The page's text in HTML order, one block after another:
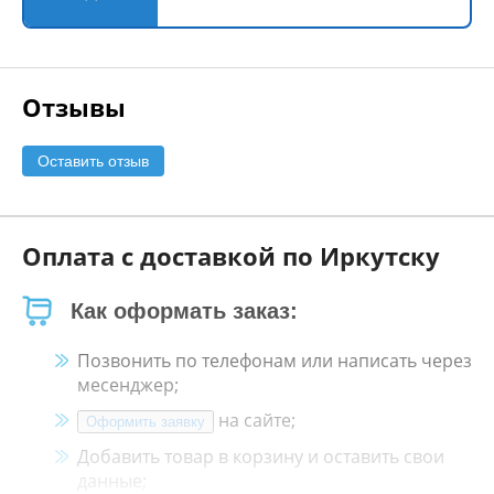
Отзывы
Оставить отзыв
Оплата с доставкой по Иркутску
Как оформать заказ:
Позвонить по телефонам или написать через
месенджер;
Оформить заявку
на сайте;
Добавить товар в корзину и оставить свои
данные;